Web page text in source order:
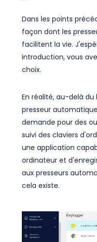
Dans les points
façon dont les
facilitent la vie.
introduction, vous
choix.
En réalité, au-delà
presseur
demande pour des
suivi des claviers
une application
ordinateur et
aux presseurs
cela existe.